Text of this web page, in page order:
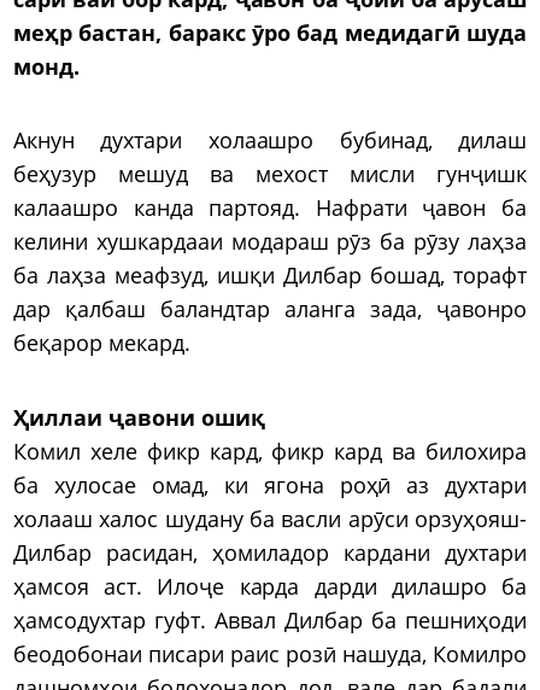
меҳр бастан, баракс ӯро бад медидагӣ шуда
монд.
Акнун духтари холаашро бубинад, дилаш
беҳузур мешуд ва мехост мисли гунҷишк
калаашро канда партояд. Нафрати ҷавон ба
келини хушкардааи модараш рӯз ба рӯзу лаҳза
ба лаҳза меафзуд, ишқи Дилбар бошад, торафт
дар қалбаш баландтар аланга зада, ҷавонро
беқарор мекард.
Ҳиллаи ҷавони ошиқ
Комил хеле фикр кард, фикр кард ва билохира
ба хулосае омад, ки ягона роҳӣ аз духтари
холааш халос шудану ба васли арӯси орзуҳояш-
Дилбар расидан, ҳомиладор кардани духтари
ҳамсоя аст. Илоҷе карда дарди дилашро ба
ҳамсодухтар гуфт. Аввал Дилбар ба пешниҳоди
беодобонаи писари раис розӣ нашуда, Комилро